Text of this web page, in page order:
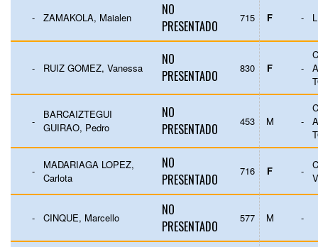
- ZAMAKOLA, Maialen
NO
PRESENTADO
715 F -
- RUIZ GOMEZ, Vanessa
NO
PRESENTADO
830 F -
-
BARCAIZTEGUI
GUIRAO, Pedro
NO
PRESENTADO
453 M -
-
MADARIAGA LOPEZ,
Carlota
NO
PRESENTADO
716 F -
- CINQUE, Marcello
NO
PRESENTADO
577 M -